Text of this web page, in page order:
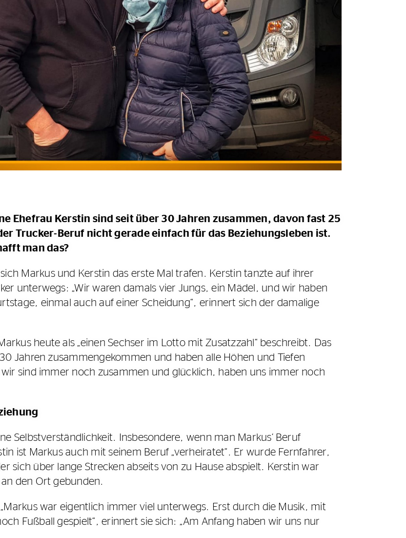
Ehefrau Kerstin sind seit über 30 Jahren zusammen, davon fast 25
Trucker-Beruf nicht gerade einfach für das Beziehungsleben ist.
man das?
Markus und Kerstin das erste Mal trafen. Kerstin tanzte auf ihrer
unterwegs: „Wir waren damals vier Jungs, ein Mädel, und wir haben
einmal auch auf einer Scheidung“, erinnert sich der damalige
heute als „einen Sechser im Lotto mit Zusatzzahl“ beschreibt. Das
Jahren zusammengekommen und haben alle Höhen und Tiefen
sind immer noch zusammen und glücklich, haben uns immer noch
Selbstverständlichkeit. Insbesondere, wenn man Markus‘ Beruf
ist Markus auch mit seinem Beruf „verheiratet“. Er wurde Fernfahrer,
sich über lange Strecken abseits von zu Hause abspielt. Kerstin war
den Ort gebunden.
war eigentlich immer viel unterwegs. Erst durch die Musik, mit
Fußball gespielt“, erinnert sie sich: „Am Anfang haben wir uns nur